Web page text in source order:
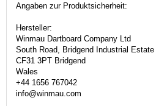
Angaben zur Produktsicherheit:
Hersteller:
Winmau Dartboard Company Ltd
South Road, Bridgend Industrial Estate
CF31 3PT Bridgend
Wales
+44 1656 767042
info@winmau.com